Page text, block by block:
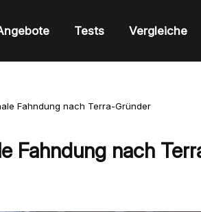
Tests Vergleiche
Fahndung nach Terra-Gründer
Fahndung nach